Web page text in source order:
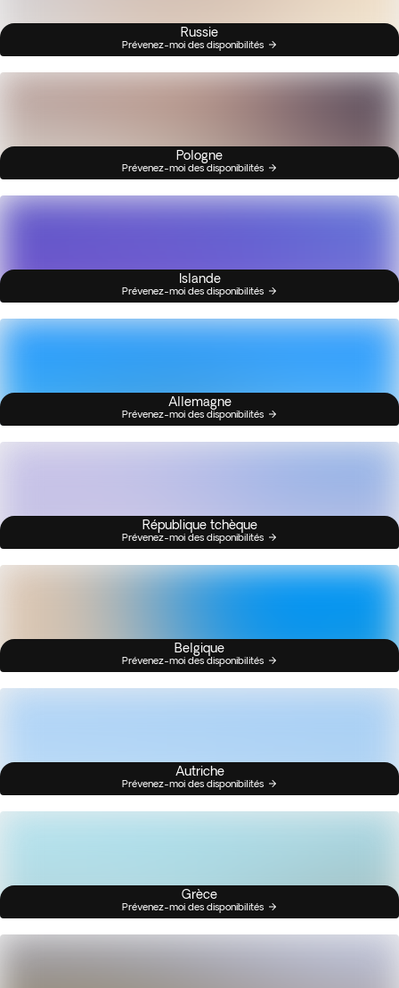
Russie
Prévenez-moi des disponibilités
Pologne
Prévenez-moi des disponibilités
Islande
Prévenez-moi des disponibilités
Allemagne
Prévenez-moi des disponibilités
République tchèque
Prévenez-moi des disponibilités
Belgique
Prévenez-moi des disponibilités
Autriche
Prévenez-moi des disponibilités
Grèce
Prévenez-moi des disponibilités